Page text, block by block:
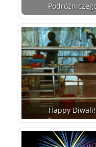
Happy